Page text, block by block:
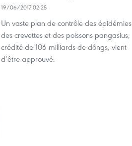
19/06/2017 02:25
Un vaste plan de contrôle des épidémies
des crevettes et des poissons pangasius,
crédité de 106 milliards de dôngs, vient
d’être approuvé.